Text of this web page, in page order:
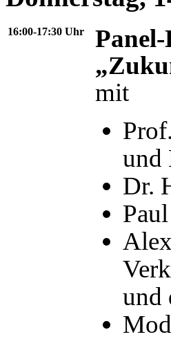
16:00-17:30 Uhr
mit
und
Dr.
und